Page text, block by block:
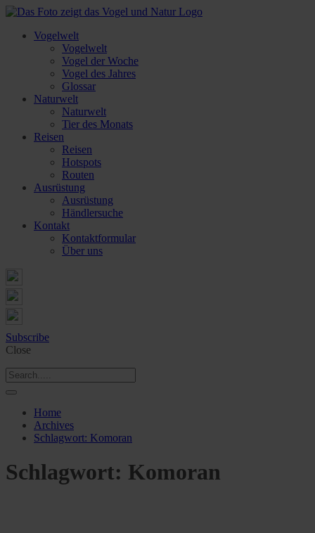
Vogelwelt
Vogelwelt
Vogel der Woche
Vogel des Jahres
Glossar
Naturwelt
Naturwelt
Tier des Monats
Reisen
Reisen
Hotspots
Routen
Ausrüstung
Ausrüstung
Händlersuche
Kontakt
Kontaktformular
Über uns
Subscribe
Close
Home
Archives
Schlagwort: Komoran
Schlagwort: Komoran